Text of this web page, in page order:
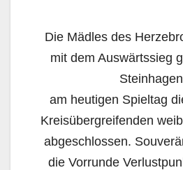
Die Mädles des
mit dem Auswärtssieg
am heutigen Spieltag
Kreisübergreifenden
abgeschlossen.
die Vorrunde